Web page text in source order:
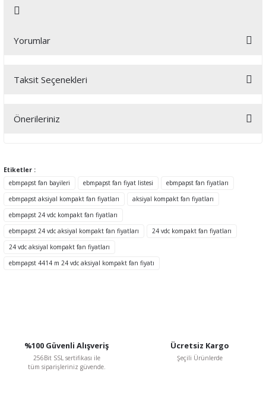
Yorumlar
Bu ürüne ilk yorumu siz yapın!
Taksit Seçenekleri
Önerileriniz
tarafımıza iletebilirsiniz.
Görüş ve önerileriniz için teşekkür ederiz.
Ürün açıklamasında eksik bilgiler bulunuyor.
Ürün bilgilerinde hatalar bulunuyor.
Ürün fiyatı diğer sitelerden daha pahalı.
Etiketler :
ebmpapst fan bayileri
ebmpapst fan fiyat listesi
ebmpapst fan fiyatları
ebmpapst aksiyal kompakt fan fiyatları
aksiyal kompakt fan fiyatları
ebmpapst 24 vdc kompakt fan fiyatları
ebmpapst 24 vdc aksiyal kompakt fan fiyatları
24 vdc kompakt fan fiyatları
24 vdc aksiyal kompakt fan fiyatları
ebmpapst 4414 m 24 vdc aksiyal kompakt fan fiyatı
%100 Güvenli Alışveriş
256Bit SSL sertifikası ile
tüm siparişleriniz güvende.
Ücretsiz Kargo
Şeçili Ürünlerde